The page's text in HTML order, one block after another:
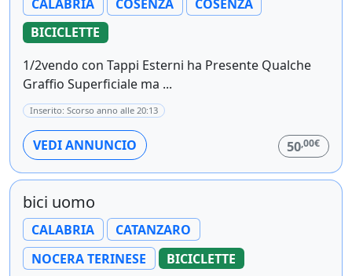
CALABRIA COSENZA
COSENZA
BICICLETTE
1/2vendo con Tappi Esterni ha Presente Qualche
Graffio Superficiale ma ...
Inserito: Scorso anno alle 20:13
VEDI ANNUNCIO 50,00€
bici uomo
CALABRIA
CATANZARO
NOCERA TERINESE
BICICLETTE